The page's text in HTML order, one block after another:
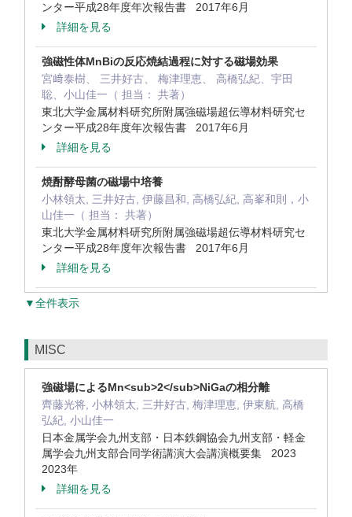
ンター平成28年度年次報告書 2017年6月
詳細を見る
強磁性体MnBiの反応焼結過程に対する磁場効果
宮﨑泰樹、 三井好古、 梅津理恵、 高橋弘紀、宇田
聡、小山佳一（ 担当： 共著）
東北大学金属材料研究所附属強磁場超伝導材料研究セ
ンター平成28年度年次報告書 2017年6月
詳細を見る
焼酎酵母菌の磁場中培養
小林領太, 三井好古, 伊藤昌和, 高橋弘紀, 高峯和則，小
山佳一（ 担当： 共著）
東北大学金属材料研究所附属強磁場超伝導材料研究セ
ンター平成28年度年次報告書 2017年6月
詳細を見る
▼全件表示
MISC
強磁場によるMn<sub>2</sub>NiGaの相分離
齊藤光将, 小林領太, 三井好古, 梅津理恵, 伊東航, 高橋
弘紀, 小山佳一
日本金属学会九州支部・日本鉄鋼協会九州支部・軽金
属学会九州支部合同学術講演大会講演概要集 2023
2023年
詳細を見る